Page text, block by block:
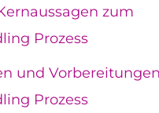
zum
Prozess
und
Prozess